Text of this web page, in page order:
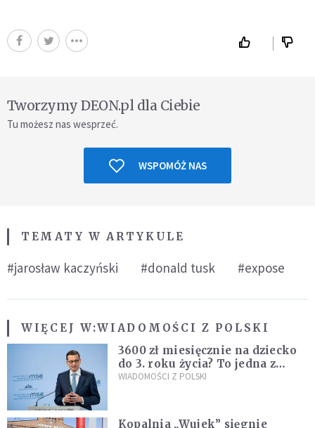
Tworzymy DEON.pl dla Ciebie
Tu możesz nas wesprzeć.
WSPOMÓŻ NAS
TEMATY W ARTYKULE
#jarosław kaczyński #donald tusk #expose
WIĘCEJ W:WIADOMOŚCI Z POLSKI
3600 zł miesięcznie na dziecko
do 3. roku życia? To jedna z
propozycji programu "Rozwój
WIADOMOŚCI Z POLSKI
Kopalnia „Wujek” sięgnie